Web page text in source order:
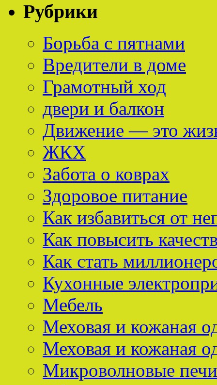
Рубрики
Борьба с пятнами
Вредители в доме
Грамотный ход
двери и балкон
Движение — это
ЖКХ
Забота о коврах
Здоровое питание
Как избавиться от
Как повысить
Как стать
Кухонные
Мебель
Меховая и кожаная
Меховая и кожаная
Микроволновые печи